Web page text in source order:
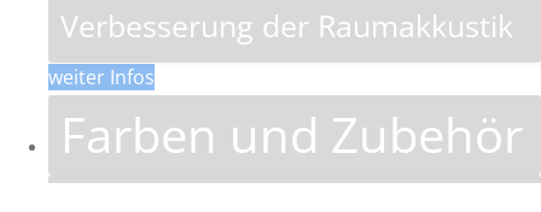
Verbesserung der Raumakkustik
weiter Infos
Farben und Zubehör